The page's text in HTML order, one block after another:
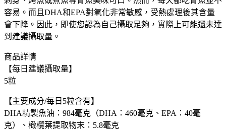
容易。而且DHA和EPA對氧化非常敏感，受熱處理後其含量
會下降。因此，即使您認為自己攝取足夠，實際上可能還未達
到建議攝取量。
商品詳情
【每日建議攝取量】
5粒
【主要成分/每日5粒含有】
DHA精製魚油：984毫克（DHA：460毫克、EPA：40毫
克）、橄欖葉提取物末：5.8毫克